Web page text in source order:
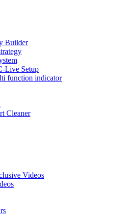
Builder
Live Setup
function indicator
Cleaner
Videos